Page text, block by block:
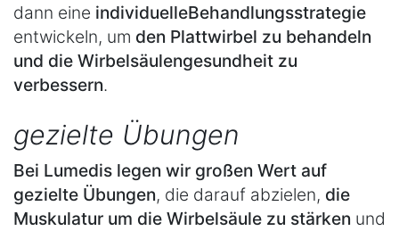
dann eine individuelleBehandlungsstrategie
entwickeln, um den Plattwirbel zu behandeln
und die Wirbelsäulengesundheit zu
verbessern.
gezielte Übungen
Bei Lumedis legen wir großen Wert auf
gezielte Übungen, die darauf abzielen, die
Muskulatur um die Wirbelsäule zu stärken und